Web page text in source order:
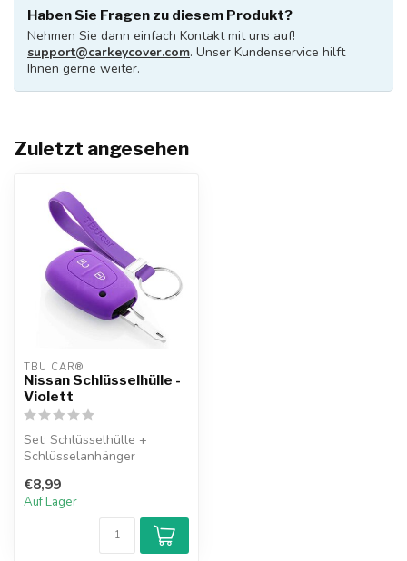
Haben Sie Fragen zu diesem Produkt?
Nehmen Sie dann einfach Kontakt mit uns auf!
support@carkeycover.com. Unser Kundenservice hilft
Ihnen gerne weiter.
Zuletzt angesehen
TBU CAR®
Nissan Schlüsselhülle -
Violett
Set: Schlüsselhülle +
Schlüsselanhänger
€8,99
Auf Lager